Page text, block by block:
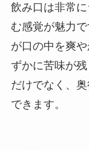
飲み口は非常
む感覚が魅力
が口の中を爽
ずかに苦味が
だけでなく、
できます。